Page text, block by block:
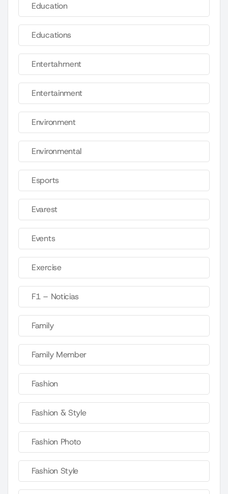
Education
Educations
Entertahrnent
Entertainment
Environment
Environmental
Esports
Evarest
Events
Exercise
F1 – Noticias
Family
Family Member
Fashion
Fashion & Style
Fashion Photo
Fashion Style